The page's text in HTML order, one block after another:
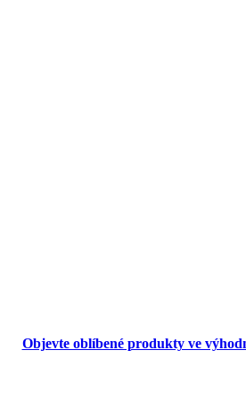
Objevte oblíbené produkty ve